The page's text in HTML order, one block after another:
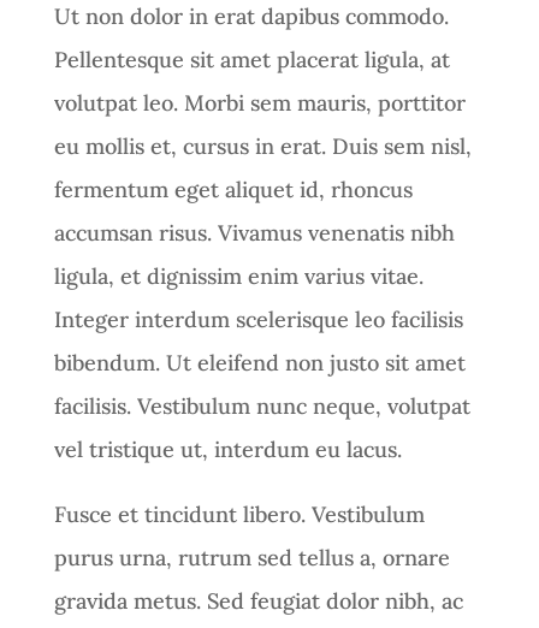
Ut non dolor in erat dapibus commodo.
Pellentesque sit amet placerat ligula, at
volutpat leo. Morbi sem mauris, porttitor
eu mollis et, cursus in erat. Duis sem nisl,
fermentum eget aliquet id, rhoncus
accumsan risus. Vivamus venenatis nibh
ligula, et dignissim enim varius vitae.
Integer interdum scelerisque leo facilisis
bibendum. Ut eleifend non justo sit amet
facilisis. Vestibulum nunc neque, volutpat
vel tristique ut, interdum eu lacus.
Fusce et tincidunt libero. Vestibulum
purus urna, rutrum sed tellus a, ornare
gravida metus. Sed feugiat dolor nibh, ac